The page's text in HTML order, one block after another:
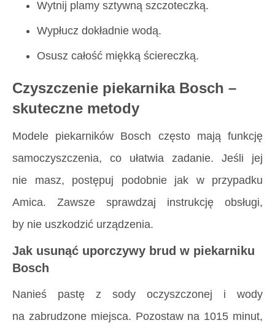
Wytnij plamy sztywną szczoteczką.
Wypłucz dokładnie wodą.
Osusz całość miękką ściereczką.
Czyszczenie piekarnika Bosch –
skuteczne metody
Modele piekarników Bosch często mają funkcję
samoczyszczenia, co ułatwia zadanie. Jeśli jej
nie masz, postępuj podobnie jak w przypadku
Amica. Zawsze sprawdzaj instrukcję obsługi,
by nie uszkodzić urządzenia.
Jak usunąć uporczywy brud w piekarniku
Bosch
Nanieś pastę z sody oczyszczonej i wody
na zabrudzone miejsca. Pozostaw na 1015 minut,